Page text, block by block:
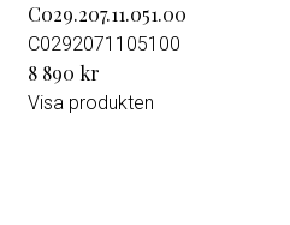
C029.207.11.051.00
C0292071105100
8 890 kr
Visa produkten